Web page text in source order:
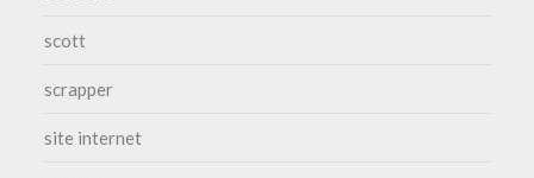
scott
scrapper
site internet